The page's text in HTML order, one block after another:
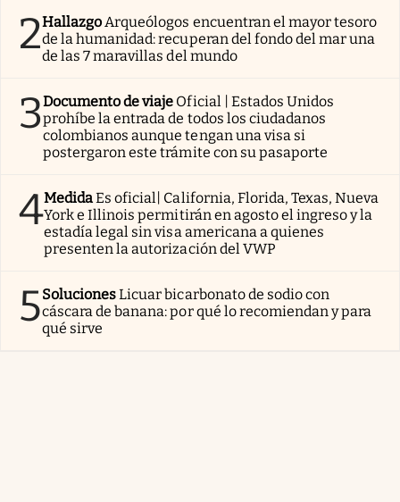
2HallazgoArqueólogos encuentran el mayor tesoro
de la humanidad: recuperan del fondo del mar una
de las 7 maravillas del mundo
3Documento de viaje Oficial | Estados Unidos
prohíbe la entrada de todos los ciudadanos
colombianos aunque tengan una visa si
postergaron este trámite con su pasaporte
4MedidaEs oficial| California, Florida, Texas, Nueva
York e Illinois permitirán en agosto el ingreso y la
estadía legal sin visa americana a quienes
presenten la autorización del VWP
5SolucionesLicuar bicarbonato de sodio con
cáscara de banana: por qué lo recomiendan y para
qué sirve